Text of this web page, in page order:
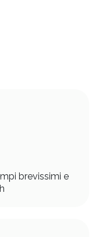
brevissimi e